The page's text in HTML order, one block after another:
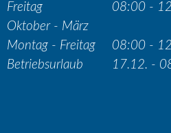
Freitag
08:00 -
Oktober - März
Montag - Freitag
08:00 -
Betriebsurlaub
17.12. -